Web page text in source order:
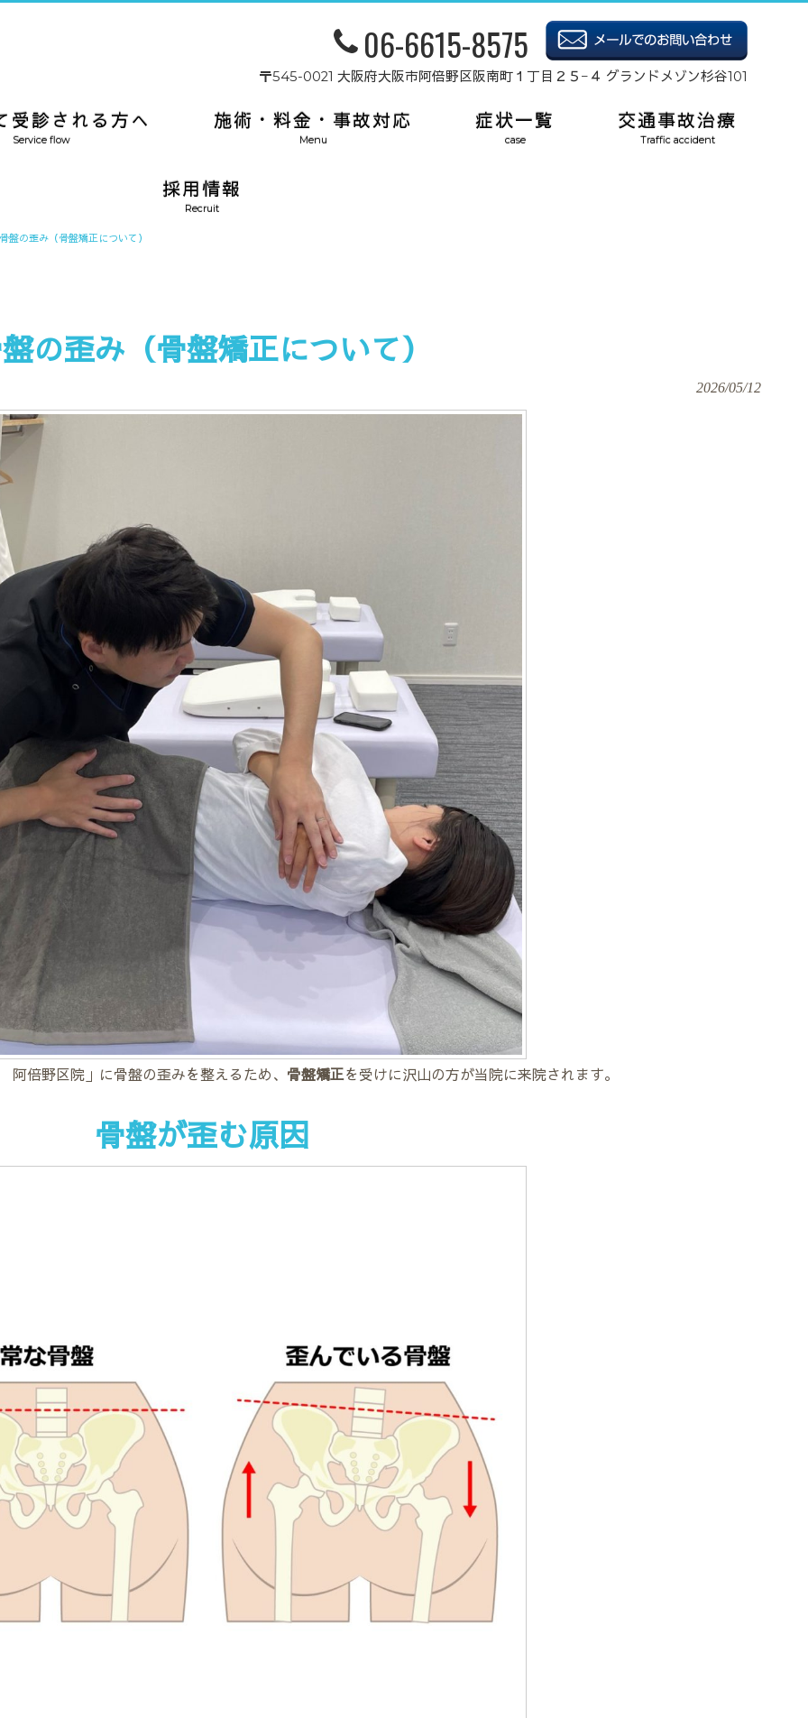
06-6615-8575
〒545-0021 大阪府大阪市阿倍野区阪南町１丁目２５−４ グランドメゾン杉谷101
受診される方へ
Service flow
施術・料金・事故対応
Menu
症状一覧
case
交通事故治療
Traffic accident
採用情報
Recruit
骨盤の歪み（骨盤矯正について）
の歪み（骨盤矯正について）
2026/05/12
倍野区院」に骨盤の歪みを整えるため、 骨盤矯正を受けに沢山の方が当院に来院されます。
骨盤が歪む原因